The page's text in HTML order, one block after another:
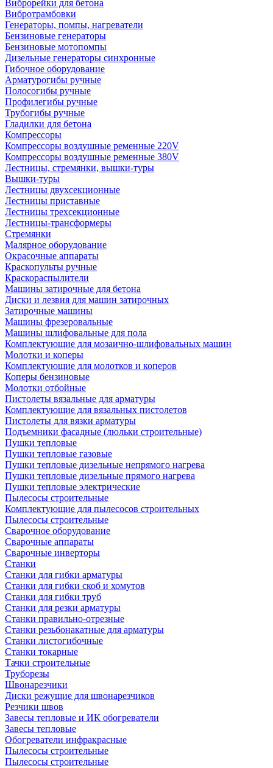
Виброрейки для бетона
Вибротрамбовки
Генераторы, помпы, нагреватели
Бензиновые генераторы
Бензиновые мотопомпы
Дизельные генераторы синхронные
Гибочное оборудование
Арматурогибы ручные
Полосогибы ручные
Профилегибы ручные
Трубогибы ручные
Гладилки для бетона
Компрессоры
Компрессоры воздушные ременные 220V
Компрессоры воздушные ременные 380V
Лестницы, стремянки, вышки-туры
Вышки-туры
Лестницы двухсекционные
Лестницы приставные
Лестницы трехсекционные
Лестницы-трансформеры
Стремянки
Малярное оборудование
Окрасочные аппараты
Краскопульты ручные
Краскораспылители
Машины затирочные для бетона
Диски и лезвия для машин затирочных
Затирочные машины
Машины фрезеровальные
Машины шлифовальные для пола
Комплектующие для мозаично-шлифовальных машин
Молотки и коперы
Комплектующие для молотков и коперов
Коперы бензиновые
Молотки отбойные
Пистолеты вязальные для арматуры
Комплектующие для вязальных пистолетов
Пистолеты для вязки арматуры
Подъемники фасадные (люльки строительные)
Пушки тепловые
Пушки тепловые газовые
Пушки тепловые дизельные непрямого нагрева
Пушки тепловые дизельные прямого нагрева
Пушки тепловые электрические
Пылесосы строительные
Комплектующие для пылесосов строительных
Пылесосы строительные
Сварочное оборудование
Сварочные аппараты
Сварочные инверторы
Станки
Станки для гибки арматуры
Станки для гибки скоб и хомутов
Станки для гибки труб
Станки для резки арматуры
Станки правильно-отрезные
Станки резьбонакатные для арматуры
Станки листогибочные
Станки токарные
Тачки строительные
Труборезы
Швонарезчики
Диски режущие для швонарезчиков
Резчики швов
Завесы тепловые и ИК обогреватели
Завесы тепловые
Обогреватели инфракрасные
Пылесосы строительные
Пылесосы строительные